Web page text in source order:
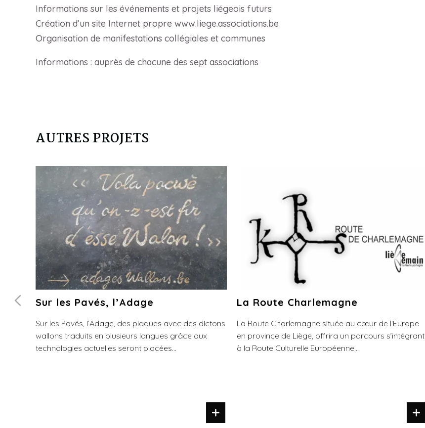
Informations sur les événements et projets liégeois futurs
Création d’un site Internet propre www.liege.associations.be
Organisation de manifestations collégiales et communes
Informations : auprès de chacune des sept associations
AUTRES PROJETS
Sur les Pavés, l’Adage
Sur les Pavés, l’Adage, des plaques avec des dictons
wallons traduits en plusieurs langues grâce aux
technologies actuelles seront placées...
La Route Charlemagne
La Route Charlemagne située au cœur de l’Europe
en province de Liège, offrira un parcours s’intégrant
à la Route Culturelle Européenne...